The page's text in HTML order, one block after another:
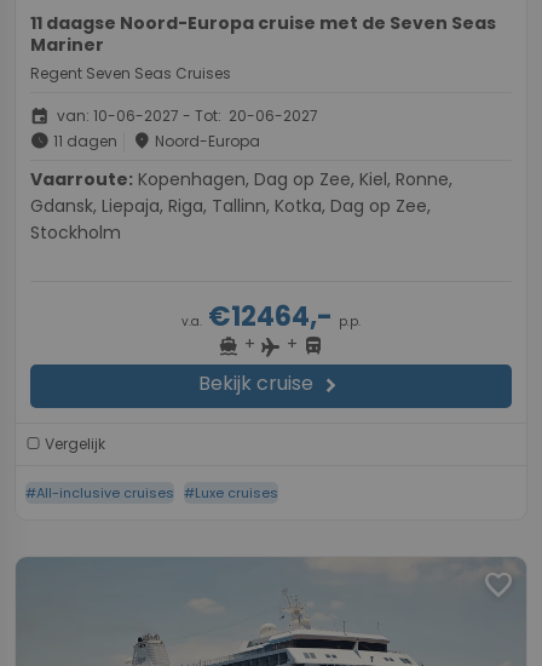
11 daagse Noord-Europa cruise met de Seven Seas
Mariner
Regent Seven Seas Cruises
event van: 10-06-2027 - Tot: 20-06-2027
schedule 11 dagen place Noord-Europa
Vaarroute:
Gdansk, Liepaja, Riga, Tallinn, Kotka, Dag op Zee,
Stockholm
v.a. €12464,- p.p.
directions_boat + flight + directions_bus
Bekijk cruise chevron_right
Vergelijk
#All-inclusive cruises #Luxe cruises
favorite